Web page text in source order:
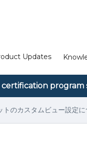
Updates
program
トのカスタムビュー設定に